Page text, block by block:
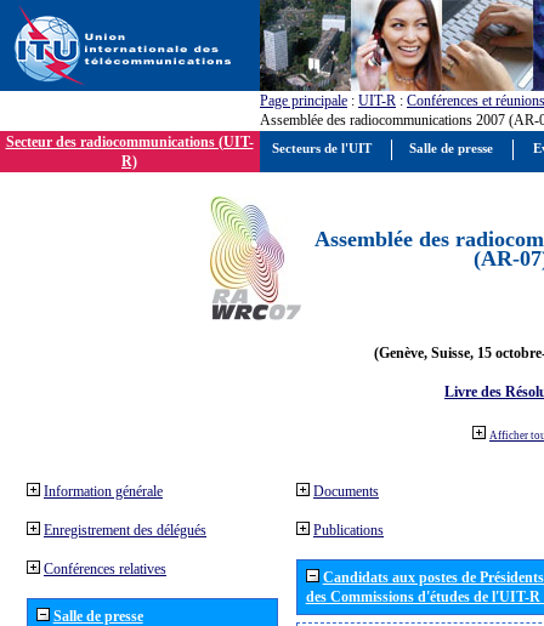
Page principale : UIT-R : Conférences et réunions
Assemblée des radiocommunications 2007 (AR-
Secteur des radiocommunications (UIT-
R)
Assemblée des
(AR-
(Genève, Suisse, 15
Livre des
Afficher
Information générale
Enregistrement des délégués
Conférences relatives
Salle de presse
Documents
Publications
Candidats aux postes de
des Commissions d'études de l'UIT-
Secteurs de l'UIT Salle de presse